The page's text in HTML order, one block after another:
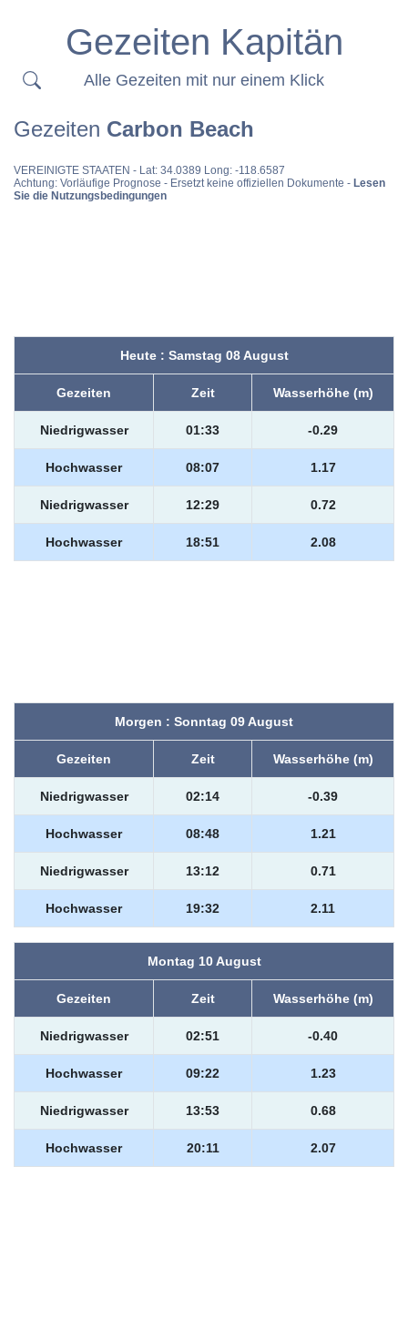
Gezeiten Kapitän
Alle Gezeiten mit nur einem Klick
Gezeiten Carbon Beach
VEREINIGTE STAATEN - Lat: 34.0389 Long: -118.6587
Achtung: Vorläufige Prognose - Ersetzt keine offiziellen Dokumente - Lesen
Sie die Nutzungsbedingungen
Heute : Samstag 08 August
Gezeiten Zeit Wasserhöhe (m)
Niedrigwasser 01:33 -0.29
Hochwasser 08:07 1.17
Niedrigwasser 12:29 0.72
Hochwasser 18:51 2.08
Morgen : Sonntag 09 August
Gezeiten Zeit Wasserhöhe (m)
Niedrigwasser 02:14 -0.39
Hochwasser 08:48 1.21
Niedrigwasser 13:12 0.71
Hochwasser 19:32 2.11
Montag 10 August
Gezeiten Zeit Wasserhöhe (m)
Niedrigwasser 02:51 -0.40
Hochwasser 09:22 1.23
Niedrigwasser 13:53 0.68
Hochwasser 20:11 2.07